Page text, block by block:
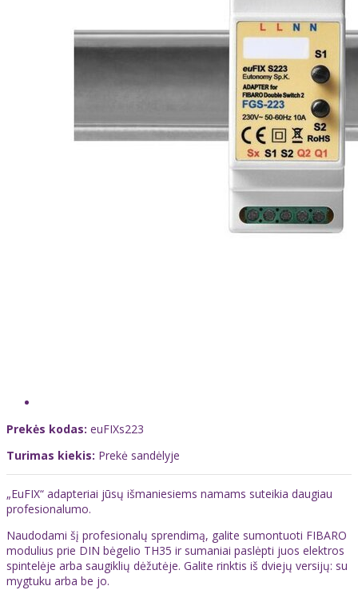
Prekės kodas: euFIXs223
Turimas kiekis: Prekė sandėlyje
„EuFIX“ adapteriai jūsų išmaniesiems namams suteikia daugiau
profesionalumo.
Naudodami šį profesionalų sprendimą, galite sumontuoti FIBARO
modulius prie DIN bėgelio TH35 ir sumaniai paslėpti juos elektros
spintelėje arba saugiklių dėžutėje. Galite rinktis iš dviejų versijų: su
mygtuku arba be jo.